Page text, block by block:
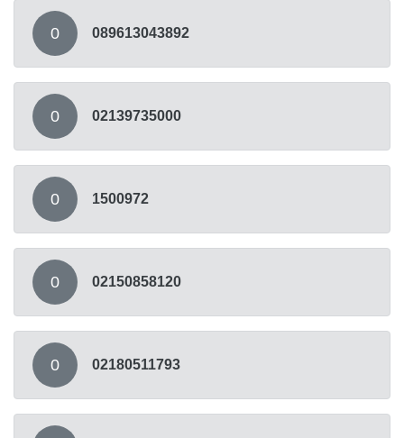
0 089613043892
0 02139735000
0 1500972
0 02150858120
0 02180511793